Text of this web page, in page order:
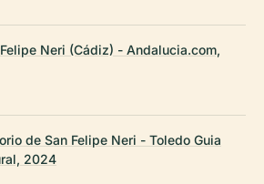
Neri (Cádiz) - Andalucia.com,
de San Felipe Neri - Toledo Guia
2024